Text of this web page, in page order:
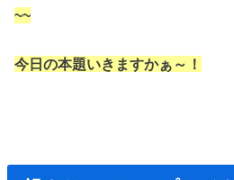
~~
今日の本題いきますかぁ～！